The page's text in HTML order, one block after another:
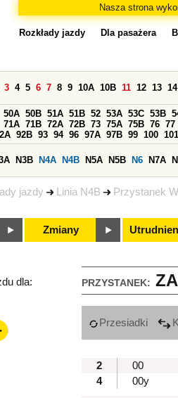
Nasza strona
jazdy Linia N4B Przystanek
Rozkłady jazdy Dla pasażera
3 4 5 6 7 8 9 10A 10B 11 12 13 14
50A 50B 51A 51B 52 53A 53C 53B
71A 71B 72A 72B 73 75A 75B 76 77
92B 93 94 96 97A 97B 99 100 101
N3B N4A N4B N5A N5B N6 N7A
Zmiany
PRZYSTANEK:
dla:
Przesiadki
2
00
4
00y